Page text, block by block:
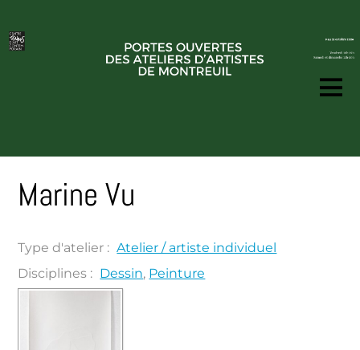
Marine Vu
Type d'atelier : Atelier / artiste individuel
Disciplines : Dessin, Peinture